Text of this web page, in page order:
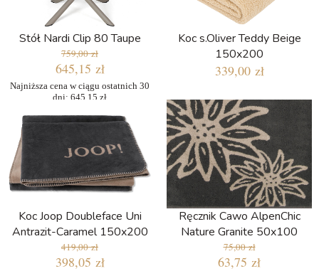
Stół Nardi Clip 80 Taupe
759,00 zł
645,15 zł
Najniższa cena w ciągu ostatnich 30
dni: 645,15 zł
Koc s.Oliver Teddy Beige
150x200
339,00 zł
Koc Joop Doubleface Uni
Antrazit-Caramel 150x200
419,00 zł
398,05 zł
Ręcznik Cawo AlpenChic
Nature Granite 50x100
75,00 zł
63,75 zł